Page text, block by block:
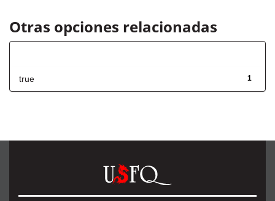
Otras opciones relacionadas
1
true